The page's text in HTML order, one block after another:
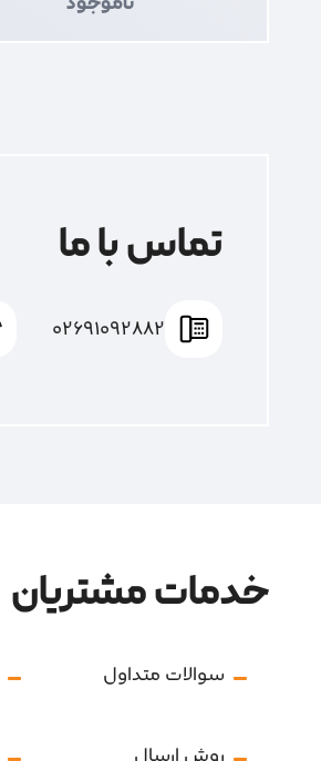
تماس با ما
02691092882
خدمات مشتریان
سوالات متداول